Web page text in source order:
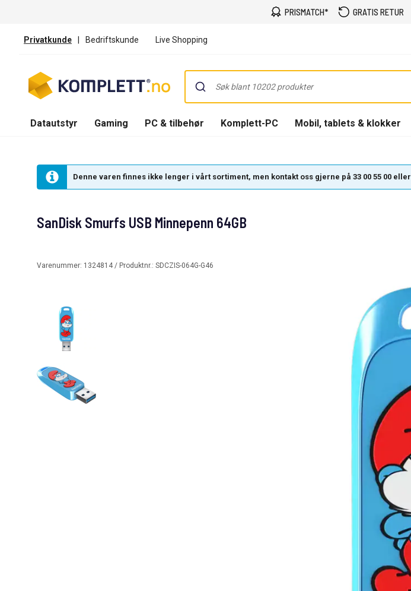
PRISMATCH* GRATIS RETUR
Privatkunde | Bedriftskunde Live Shopping
Datautstyr Gaming PC & tilbehør Komplett-PC Mobil, tablets & klokker
Denne varen finnes ikke lenger i vårt sortiment, men kontakt oss gjerne på 33 00 55 00 eller
SanDisk Smurfs USB Minnepenn 64GB
Varenummer: 1324814 / Produktnr.: SDCZIS-064G-G46